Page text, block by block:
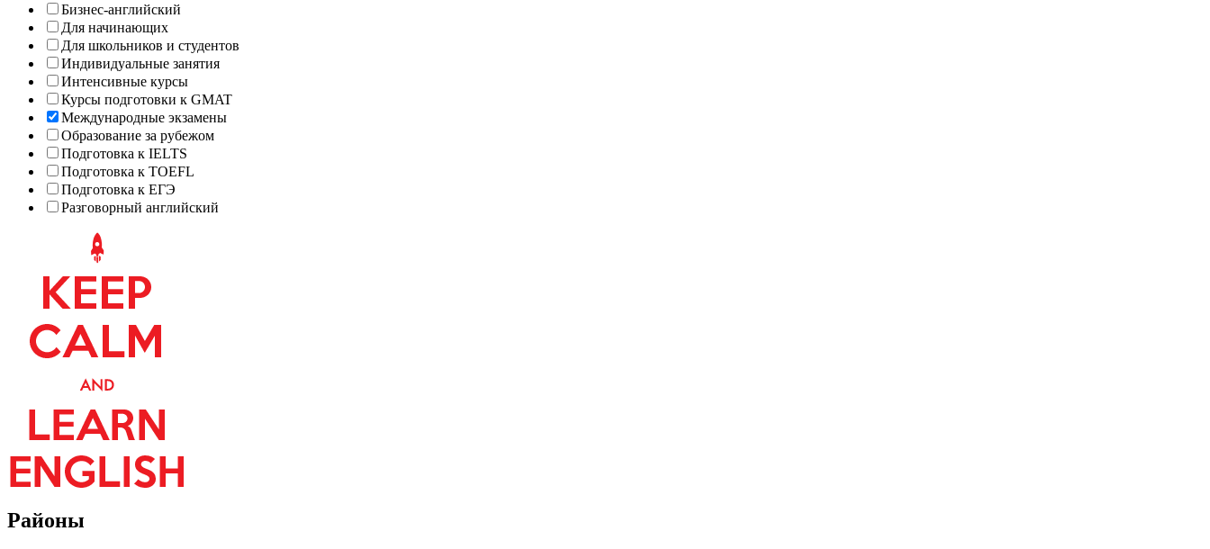
Бизнес-английский
Для начинающих
Для школьников и студентов
Индивидуальные занятия
Интенсивные курсы
Курсы подготовки к GMAT
Международные экзамены
Образование за рубежом
Подготовка к IELTS
Подготовка к TOEFL
Подготовка к ЕГЭ
Разговорный английский
Районы